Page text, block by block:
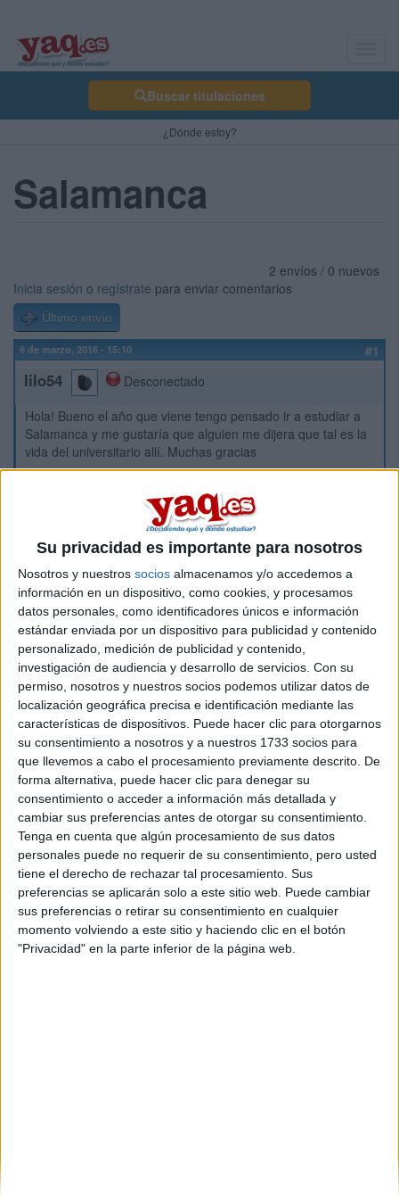
Su privacidad es importante para nosotros
Nosotros y nuestros socios almacenamos y/o accedemos a
información en un dispositivo, como cookies, y procesamos
datos personales, como identificadores únicos e información
estándar enviada por un dispositivo para publicidad y contenido
personalizado, medición de publicidad y contenido,
investigación de audiencia y desarrollo de servicios. Con su
permiso, nosotros y nuestros socios podemos utilizar datos de
localización geográfica precisa e identificación mediante las
características de dispositivos. Puede hacer clic para otorgarnos
su consentimiento a nosotros y a nuestros 1733 socios para
que llevemos a cabo el procesamiento previamente descrito. De
forma alternativa, puede hacer clic para denegar su
consentimiento o acceder a información más detallada y
cambiar sus preferencias antes de otorgar su consentimiento.
Tenga en cuenta que algún procesamiento de sus datos
personales puede no requerir de su consentimiento, pero usted
tiene el derecho de rechazar tal procesamiento. Sus
preferencias se aplicarán solo a este sitio web. Puede cambiar
sus preferencias o retirar su consentimiento en cualquier
momento volviendo a este sitio y haciendo clic en el botón
"Privacidad" en la parte inferior de la página web.
Buscar titulaciones
¿Dónde estoy?
Salamanca
2 envíos / 0 nuevos
Inicia sesión o regístrate para enviar comentarios
Último envío
6 de marzo, 2016 - 15:10 #1
lilo54
Desconectado
Hola! Bueno el año que viene tengo pensado ir a estudiar a
Salamanca y me gustaría que alguien me dijera que tal es la
vida del universitario allí. Muchas gracias
Hablar x Hablar ADE - Administración y Dirección de Empresas
Estudios nombrados en este post
Estudiar ADE - Administración y Dirección de Empresas